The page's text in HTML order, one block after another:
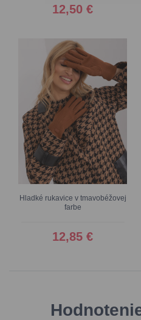
12,50 €
Hladké rukavice v tmavobéžovej
farbe
12,85 €